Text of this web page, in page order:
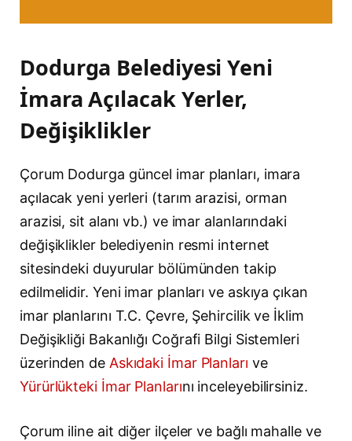
Dodurga Belediyesi Yeni
İmara Açılacak Yerler,
Değişiklikler
Çorum Dodurga güncel imar planları, imara
açılacak yeni yerleri (tarım arazisi, orman
arazisi, sit alanı vb.) ve imar alanlarındaki
değişiklikler belediyenin resmi internet
sitesindeki duyurular bölümünden takip
edilmelidir. Yeni imar planları ve askıya çıkan
imar planlarını T.C. Çevre, Şehircilik ve İklim
Değişikliği Bakanlığı Coğrafi Bilgi Sistemleri
üzerinden de Askıdaki İmar Planları ve
Yürürlükteki İmar Planlarını inceleyebilirsiniz.
Çorum iline ait diğer ilçeler ve bağlı mahalle ve